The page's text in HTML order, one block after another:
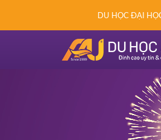
DU HỌC ĐẠI